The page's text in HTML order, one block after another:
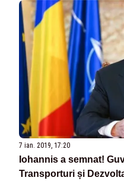
7 ian. 2019, 17:20
Iohannis a semnat!
Transporturi și